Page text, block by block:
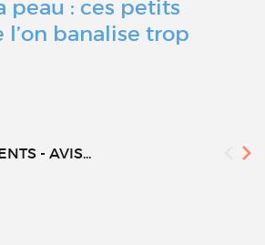
peau : ces petits
banalise trop
- AVIS...